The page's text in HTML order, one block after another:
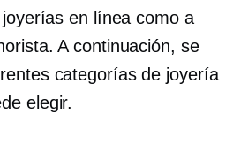
en línea como a
A continuación, se
categorías de joyería
elegir.